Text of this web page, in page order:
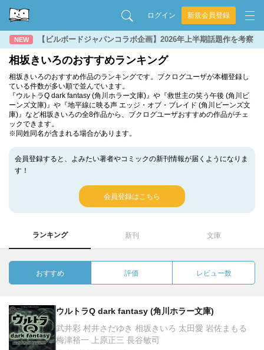
ログイン 新規会員登録
NEW 【ビルボードジャパンコラボ企画】2026年上半期話題作を考察
相坂きいろのおすすめランキング
相坂きいろのおすすめ作品のランキングです。ブクログユーザが本棚登録し
ている件数が多い順で並んでいます。
『ウルトラQ dark fantasy (角川ホラー文庫)』や『救世主の笑う午後 (角川ビ
ーンズ文庫)』や『地平線に映る声 エッジ・オブ・ブレイド (角川ビーンズ文
庫)』など相坂きいろの全8作品から、ブクログユーザおすすめの作品がチェ
ックできます。
※同姓同名が含まれる場合があります。
会員登録すると、よみたい著者やコミックの新刊情報が届くようになりま
す！
会員登録はこちら
ランキング 新刊 文庫
おすすめ 評価 レビュー数
ウルトラQ dark fantasy (角川ホラー文庫)
武井彩 村井さだゆき 相坂きいろ 太田愛 岩佐まもる
梅津裕一 上原正三 長谷敏司